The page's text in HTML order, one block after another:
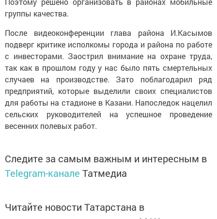
группы качества.
После видеоконференции глава района И.Касымов
подверг критике исполкомы города и района по работе
с инвесторами. Заострил внимание на охране труда,
так как в прошлом году у нас было пять смертельных
случаев на производстве. Зато поблагодарил ряд
предприятий, которые выделили своих специалистов
для работы на стадионе в Казани. Напоследок нацелил
сельских руководителей на успешное проведение
весенних полевых работ.
Следите за самым важным и интересным в
Telegram-канале Татмедиа
Читайте новости Татарстана в